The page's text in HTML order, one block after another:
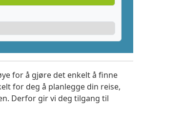
for å gjøre det enkelt å finne
for deg å planlegge din reise,
Derfor gir vi deg tilgang til